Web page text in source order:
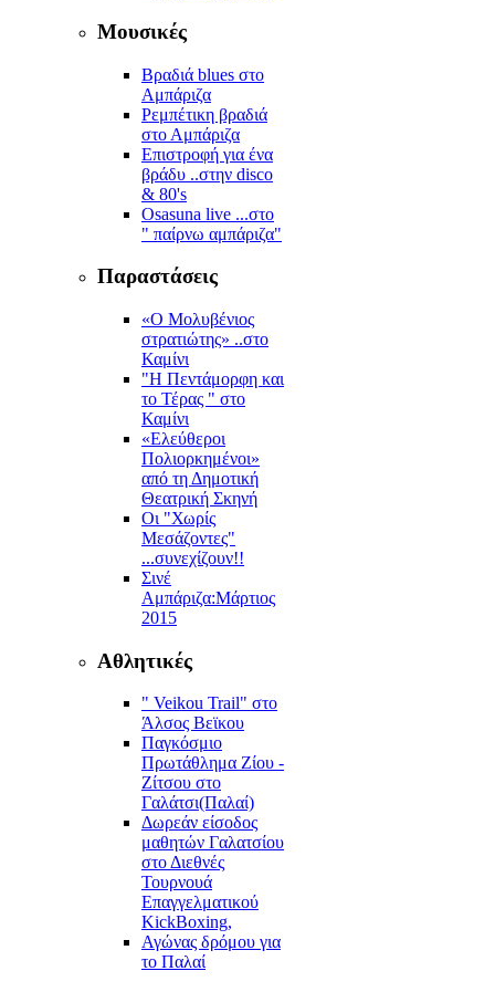
Μουσικές
Βραδιά blues στο
Αμπάριζα
Ρεμπέτικη βραδιά
στο Αμπάριζα
Επιστροφή για ένα
βράδυ ..στην disco
& 80's
Osasuna live ...στο
" παίρνω αμπάριζα"
Παραστάσεις
«Ο Μολυβένιος
στρατιώτης» ..στο
Καμίνι
"Η Πεντάμορφη και
το Τέρας " στο
Καμίνι
«Ελεύθεροι
Πολιορκημένοι»
από τη Δημοτική
Θεατρική Σκηνή
Οι "Χωρίς
Μεσάζοντες"
...συνεχίζουν!!
Σινέ
Αμπάριζα:Mάρτιος
2015
Αθλητικές
" Veikou Trail" στο
Άλσος Βεϊκου
Παγκόσμιο
Πρωτάθλημα Ζίου -
Ζίτσου στο
Γαλάτσι(Παλαί)
Δωρεάν είσοδος
μαθητών Γαλατσίου
στο Διεθνές
Τουρνουά
Επαγγελματικού
KickBoxing,
Αγώνας δρόμου για
το Παλαί